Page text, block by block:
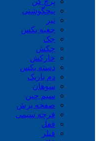
پیچگوشتی
تبر
جعبه بکس
جک
چکش
خارکش
دسته بکس
دم باریک
سوهان
سیم چین
صفحه برش
فرچه سیمی
ففل
فیلر